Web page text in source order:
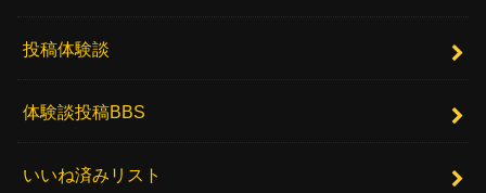
投稿体験談
体験談投稿BBS
いいね済みリスト